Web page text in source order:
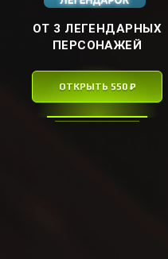
ОТ 3 ЛЕГЕНДАРНЫХ
ПЕРСОНАЖЕЙ
ОТКРЫТЬ 550 ₽